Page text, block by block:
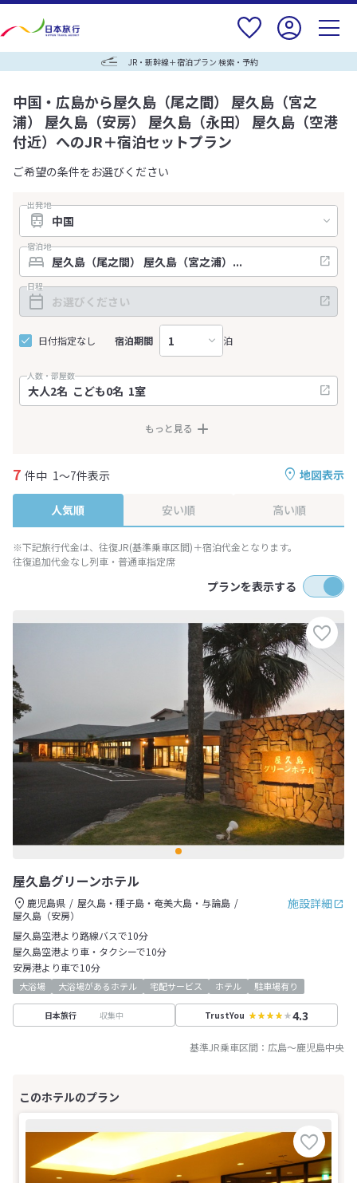
JR・新幹線＋宿泊プラン 検索・予約
中国・広島から屋久島（尾之間） 屋久島（宮之
浦） 屋久島（安房） 屋久島（永田） 屋久島（空港
付近）へのJR＋宿泊セットプラン
ご希望の条件をお選びください
出発地
宿泊地
日程
日付指定なし 宿泊期間 泊
人数・部屋数
もっと見る
地図表示
7 件中 1～7件表示
人気順 安い順 高い順
※下記旅行代金は、往復JR(基準乗車区間)＋宿泊代金となります。
往復追加代金なし列車・普通車指定席
プランを表示する
屋久島グリーンホテル
施設詳細
鹿児島県
屋久島・種子島・奄美大島・与論島
屋久島（安房）
屋久島空港より路線バスで10分
屋久島空港より車・タクシーで10分
安房港より車で10分
大浴場 大浴場があるホテル 宅配サービス ホテル 駐車場有り
日本旅行 収集中 TrustYou 4.3
基準JR乗車区間： 広島～鹿児島中央